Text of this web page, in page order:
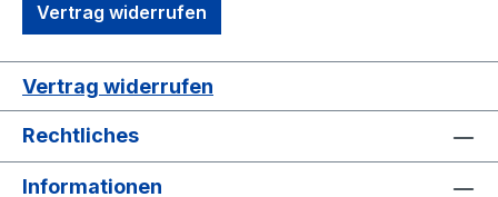
Vertrag widerrufen
Vertrag widerrufen
Rechtliches
Informationen